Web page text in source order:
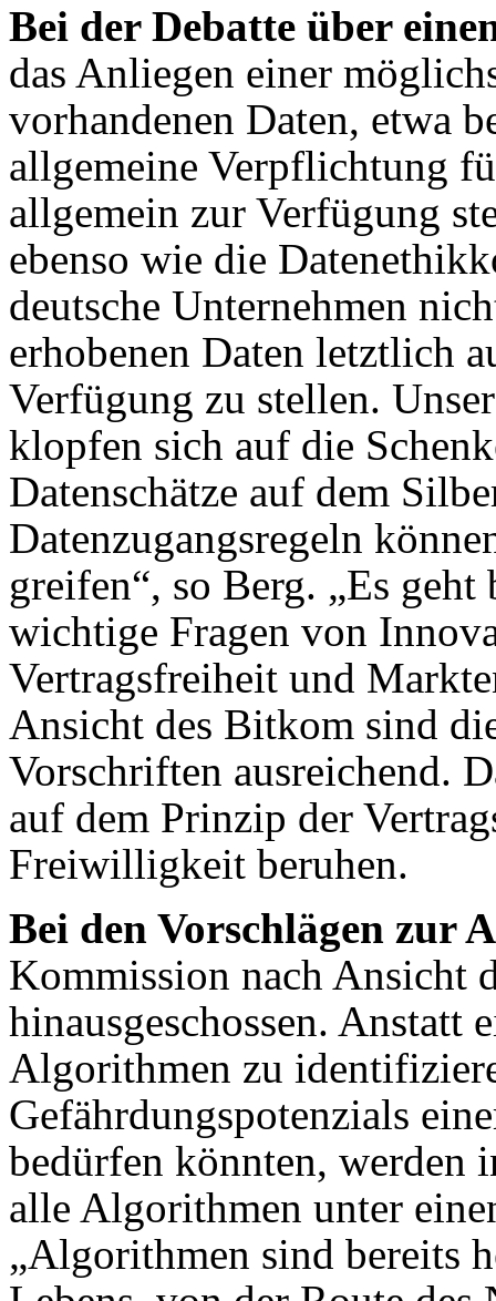
Bei der Debatte über
das Anliegen einer
vorhandenen Daten, etwa
allgemeine Verpflichtung
allgemein zur Verfügung
ebenso wie die
deutsche Unternehmen
erhobenen Daten letztlich
Verfügung zu stellen.
klopfen sich auf die
Datenschätze auf dem
Datenzugangsregeln
greifen“, so Berg. „Es
wichtige Fragen von
Vertragsfreiheit und
Ansicht des Bitkom sind
Vorschriften ausreichend.
auf dem Prinzip der
Freiwilligkeit beruhen.
Bei den Vorschlägen zur
Kommission nach Ansicht
hinausgeschossen. Anstatt
Algorithmen zu
Gefährdungspotenzials
bedürfen könnten, werden
alle Algorithmen unter
„Algorithmen sind bereits